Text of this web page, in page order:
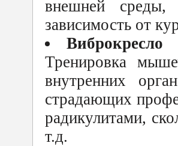
внешней
зависимость от
Виброкресло
Тренировка
внутренних
страдающих
радикулитами,
т.д.